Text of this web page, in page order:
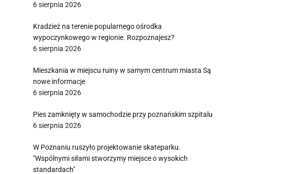
6 sierpnia 2026
Kradzież na terenie popularnego ośrodka
wypoczynkowego w regionie. Rozpoznajesz?
6 sierpnia 2026
Mieszkania w miejscu ruiny w samym centrum miasta Są
nowe informacje
6 sierpnia 2026
Pies zamknięty w samochodzie przy poznańskim szpitalu
6 sierpnia 2026
W Poznaniu ruszyło projektowanie skateparku.
"Wspólnymi siłami stworzymy miejsce o wysokich
standardach"